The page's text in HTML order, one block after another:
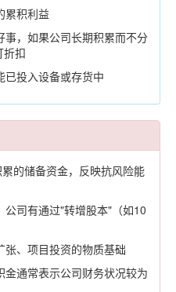
累积利益
，如果公司长期积累而不分
折扣
已投入设备或存货中
的储备资金，反映抗风险能
司有通过"转增股本"（如10
、项目投资的物质基础
通常表示公司财务状况较为